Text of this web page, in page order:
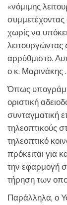
«νόμιμης
συμμετέχοντας
χωρίς να
λειτουργώντας
αρρύθμιστο.
ο κ. Μαρινάκης .
Όπως
οριστική
συνταγματική
τηλεοπτικούς
τηλεοπτικό
πρόκειται για
την εφαρμογή
τήρηση των
Παράλληλα, ο